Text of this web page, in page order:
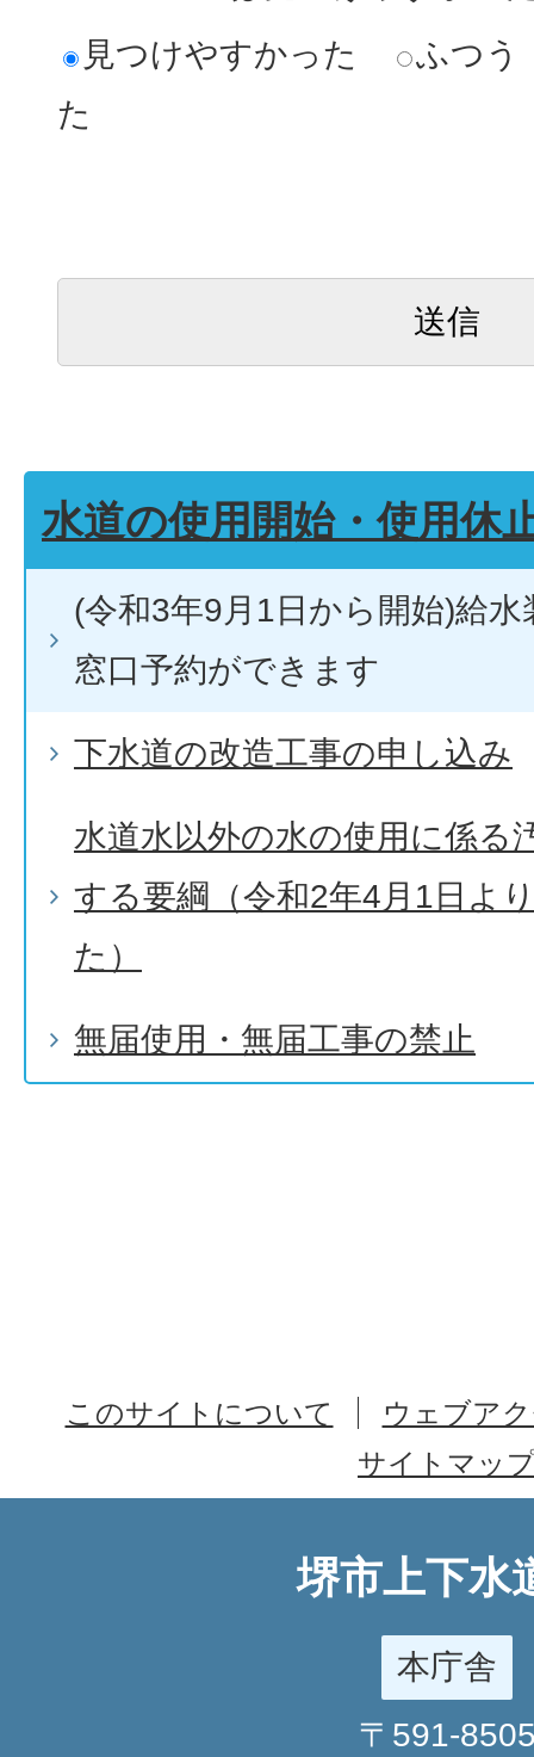
見つけやすかった
ふつう
た
水道の使用開始・使用休
(令和3年9月1日から開始)給
窓口予約ができます
下水道の改造工事の申し込み
水道水以外の水の使用に係る
する要綱（令和2年4月1日よ
た）
無届使用・無届工事の禁止
このサイトについて
ウェブア
サイトマッ
堺市上下水
本庁舎
〒591-